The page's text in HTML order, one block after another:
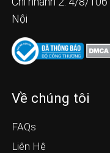
Nội
Về chúng tôi
FAQs
Liên Hệ